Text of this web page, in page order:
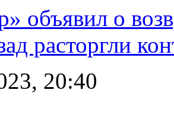
объявил о
расторгли
20:40